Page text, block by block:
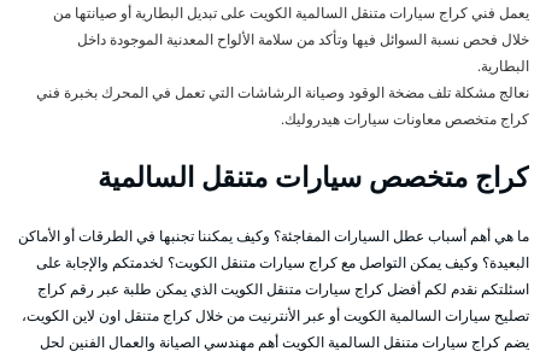
يعمل فني كراج سيارات متنقل السالمية الكويت على تبديل البطارية أو صيانتها من
خلال فحص نسبة السوائل فيها وتأكد من سلامة الألواح المعدنية الموجودة داخل
البطارية.
نعالج مشكلة تلف مضخة الوقود وصيانة الرشاشات التي تعمل في المحرك بخبرة فني
كراج متخصص معاونات سيارات هيدروليك.
كراج متخصص سيارات متنقل السالمية
ما هي أهم أسباب عطل السيارات المفاجئة؟ وكيف يمكننا تجنبها في الطرقات أو الأماكن
البعيدة؟ وكيف يمكن التواصل مع كراج سيارات متنقل الكويت؟ لخدمتكم والإجابة على
اسئلتكم نقدم لكم أفضل كراج سيارات متنقل الكويت الذي يمكن طلبة عبر رقم كراج
تصليح سيارات السالمية الكويت أو عبر الأنترنيت من خلال كراج متنقل اون لاين الكويت،
يضم كراج سيارات متنقل السالمية الكويت أهم مهندسي الصيانة والعمال الفنين لحل